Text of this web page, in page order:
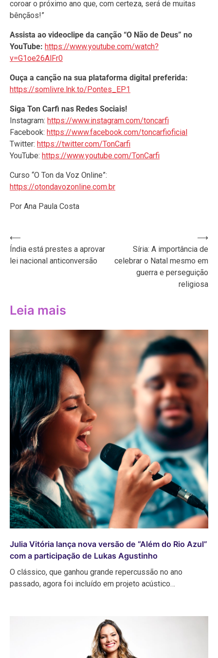
coroar o próximo ano que, com certeza, será de muitas
bênçãos!”
Assista ao videoclipe da canção “O Não de Deus” no
YouTube: https://www.youtube.com/watch?
v=G1oe26AlFr0
Ouça a canção na sua plataforma digital preferida:
https://somlivre.lnk.to/Pontes_EP1
Siga Ton Carfi nas Redes Sociais!
Instagram: https://www.instagram.com/toncarfi
Facebook: https://www.facebook.com/toncarfioficial
Twitter: https://twitter.com/TonCarfi
YouTube: https://www.youtube.com/TonCarfi
Curso “O Ton da Voz Online”:
https://otondavozonline.com.br
Por Ana Paula Costa
Navegação
de
⟵
Índia está prestes a aprovar
lei nacional anticonversão
Síria: A importância de
celebrar o Natal mesmo em
guerra e perseguição
religiosa
⟶
Leia mais
Julia Vitória lança nova versão de “Além do Rio Azul”
com a participação de Lukas Agustinho
O clássico, que ganhou grande repercussão no ano
passado, agora foi incluído em projeto acústico…